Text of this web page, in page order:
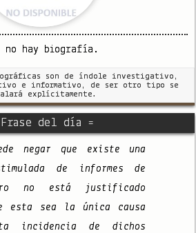
no hay biografía.
son de índole investigativo,
e informativo, de ser otro tipo se
explícitamente.
del día =
negar que existe una
de informes de
no está justificado
esta sea la única causa
incidencia de dichos